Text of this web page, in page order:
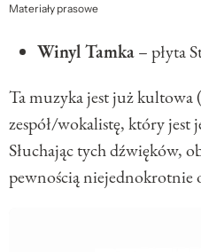
Materiały prasowe
Winyl Tamka– płyta
Ta muzyka jest już
zespół/wokalistę, który
Słuchając tych dźwięków,
pewnością niejednokrotnie